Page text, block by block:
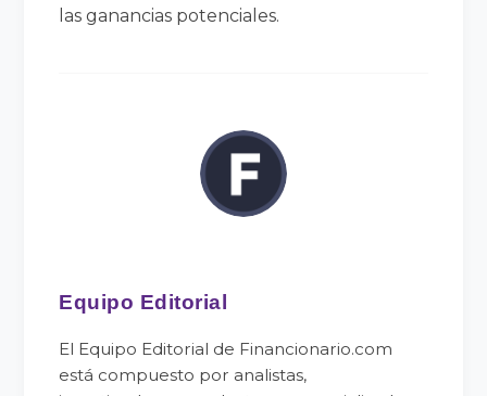
las ganancias potenciales.
Equipo Editorial
El Equipo Editorial de Financionario.com
está compuesto por analistas,